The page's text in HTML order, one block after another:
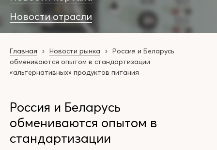
Новости отрасли
Главная Новости рынка
Россия и Беларусь
обмениваются опытом в стандартизации
«альтернативных» продуктов питания
Россия и Беларусь
обмениваются опытом в
стандартизации